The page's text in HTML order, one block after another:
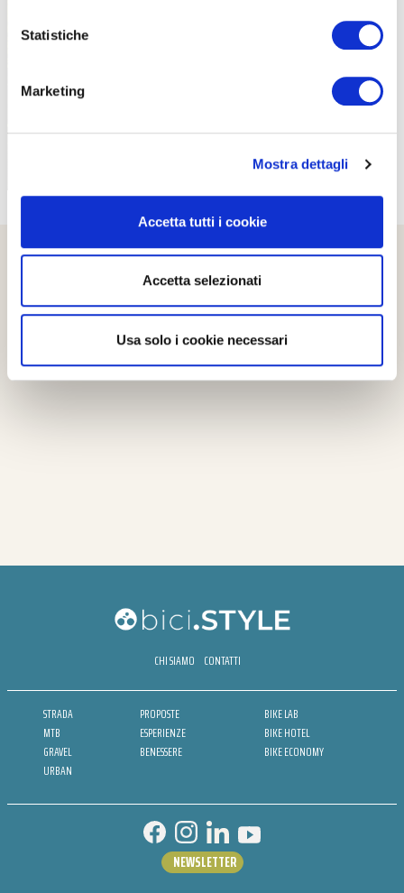
Statistiche
Marketing
Mostra dettagli
Accetta tutti i cookie
Accetta selezionati
Usa solo i cookie necessari
CHI SIAMO CONTATTI
STRADA
MTB
GRAVEL
URBAN
PROPOSTE
ESPERIENZE
BENESSERE
BIKE LAB
BIKE HOTEL
BIKE ECONOMY
NEWSLETTER